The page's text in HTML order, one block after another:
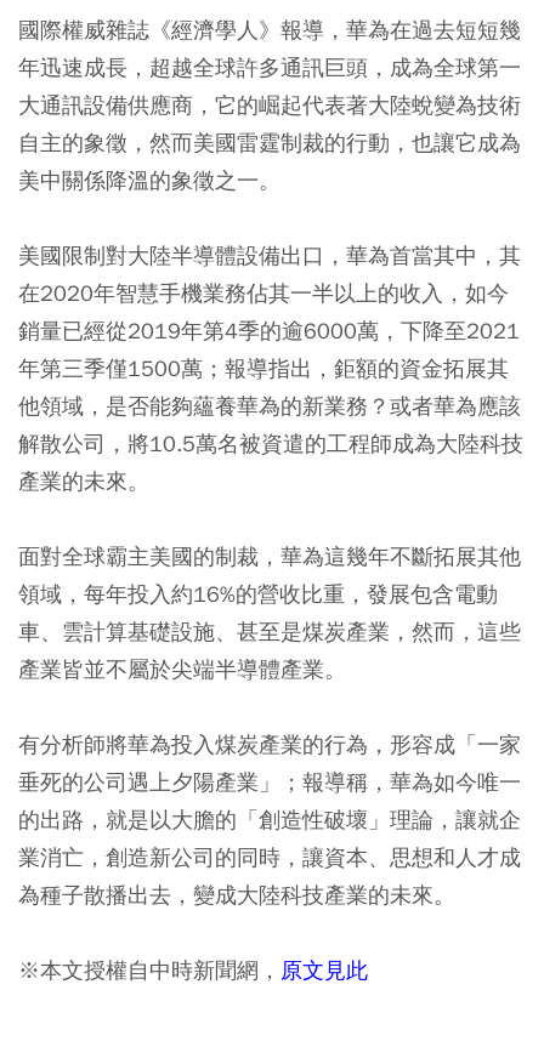
國際權威雜誌《經濟學人》報導，華為在過去短短幾
年迅速成長，超越全球許多通訊巨頭，成為全球第一
大通訊設備供應商，它的崛起代表著大陸蛻變為技術
自主的象徵，然而美國雷霆制裁的行動，也讓它成為
美中關係降溫的象徵之一。
美國限制對大陸半導體設備出口，華為首當其中，其
在2020年智慧手機業務佔其一半以上的收入，如今
銷量已經從2019年第4季的逾6000萬，下降至2021
年第三季僅1500萬；報導指出，鉅額的資金拓展其
他領域，是否能夠蘊養華為的新業務？或者華為應該
解散公司，將10.5萬名被資遣的工程師成為大陸科技
產業的未來。
面對全球霸主美國的制裁，華為這幾年不斷拓展其他
領域，每年投入約16%的營收比重，發展包含電動
車、雲計算基礎設施、甚至是煤炭產業，然而，這些
產業皆並不屬於尖端半導體產業。
有分析師將華為投入煤炭產業的行為，形容成「一家
垂死的公司遇上夕陽產業」；報導稱，華為如今唯一
的出路，就是以大膽的「創造性破壞」理論，讓就企
業消亡，創造新公司的同時，讓資本、思想和人才成
為種子散播出去，變成大陸科技產業的未來。
※本文授權自中時新聞網， 原文見此